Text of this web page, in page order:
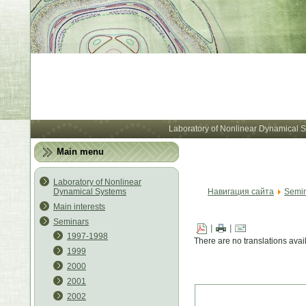
Laboratory of Nonlinear Dynamical
Main menu
Laboratory of Nonlinear
Dynamical Systems
Main interests
Seminars
1997-1998
1999
2000
2001
2002
Навигация сайта
There are no translations